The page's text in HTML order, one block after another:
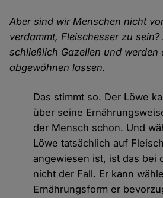
Aber sind wir Menschen nicht
verdammt, Fleischesser zu
schließlich Gazellen und
abgewöhnen lassen.
Das stimmt so. Der Löwe
über seine
der Mensch schon. Und
Löwe tatsächlich auf
angewiesen ist, ist das bei
nicht der Fall. Er kann
Ernährungsform er